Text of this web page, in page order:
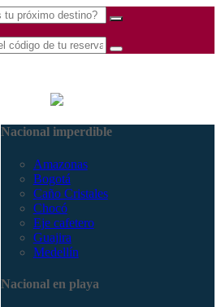
Nacional imperdible
Amazonas
Bogotá
Caño Cristales
Chocó
Eje cafetero
Guajira
Medellín
Nacional en playa